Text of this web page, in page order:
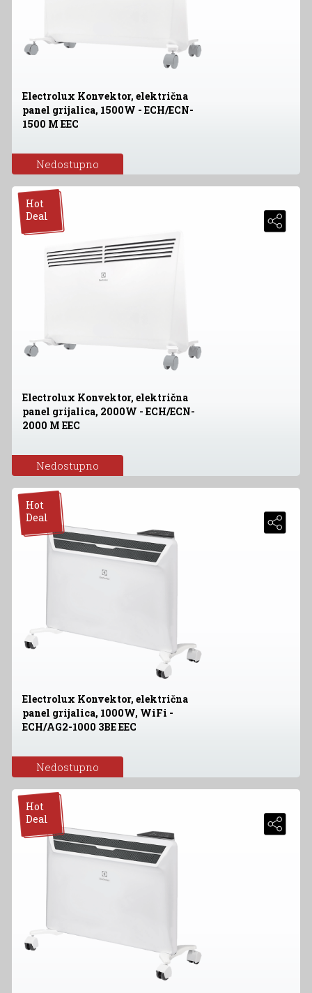
Electrolux Konvektor, električna
panel grijalica, 1500W - ECH/ECN-
1500 M EEC
Nedostupno
Hot
Deal
Electrolux Konvektor, električna
panel grijalica, 2000W - ECH/ECN-
2000 M EEC
Nedostupno
Hot
Deal
Electrolux Konvektor, električna
panel grijalica, 1000W, WiFi -
ECH/AG2-1000 3BE EEC
Nedostupno
Hot
Deal